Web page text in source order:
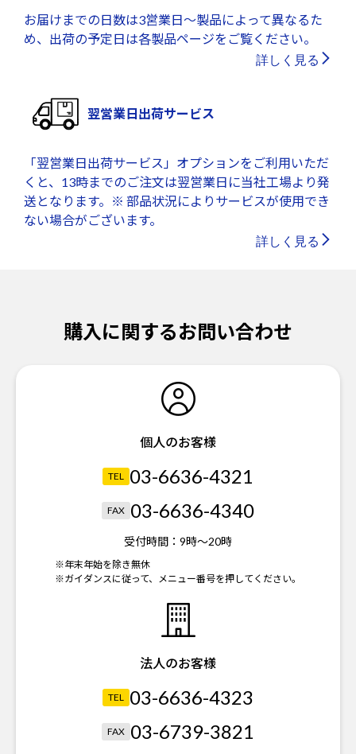
お届けまでの日数は3営業日～製品によって異なるた
め、出荷の予定日は各製品ページをご覧ください。
詳しく見る
翌営業日出荷サービス
「翌営業日出荷サービス」オプションをご利用いただ
くと、13時までのご注文は翌営業日に当社工場より発
送となります。※ 部品状況によりサービスが使用でき
ない場合がございます。
詳しく見る
購入に関するお問い合わせ
個人のお客様
TEL 03-6636-4321
FAX 03-6636-4340
受付時間： 9時～20時
※年末年始を除き無休
※ガイダンスに従って、メニュー番号を押してください。
法人のお客様
TEL 03-6636-4323
FAX 03-6739-3821